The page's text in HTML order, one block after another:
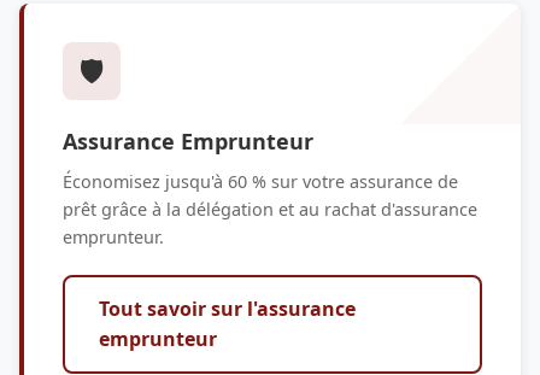
🛡️
Assurance Emprunteur
Économisez jusqu'à 60 % sur votre assurance de
prêt grâce à la délégation et au rachat d'assurance
emprunteur.
Tout savoir sur l'assurance
emprunteur